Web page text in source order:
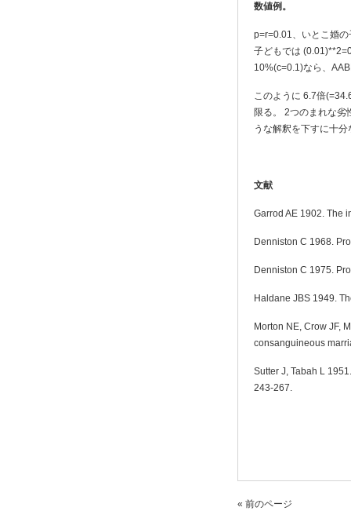
数値例。
p=r=0.01、いとこ婚
子どもでは
10%(c=0.1)なら、
このように 6.7倍
限る。 2つのまれな劣
うな解釈を下すに十
文献
Garrod AE 1902. The
Denniston C 1968.
Denniston C 1975.
Haldane JBS 1949.
Morton NE, Crow JF,
consanguineous
Sutter J, Tabah L
243-267.
« 前のページ